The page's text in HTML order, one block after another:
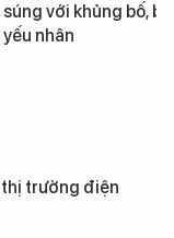
tống tàu sân bay USS
George Washington
thị trường điện